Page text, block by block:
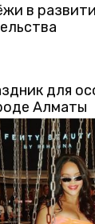
в
для
Алматы